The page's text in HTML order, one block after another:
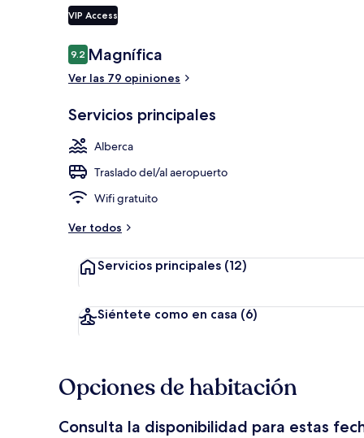
VIP Access
Opiniones
9.29.2 de 10,
Magnífica
Ver las 79 opiniones
Servicios principales
Alberca
Traslado del/al aeropuerto
Wifi gratuito
Ver todos
Servicios principales (12)
Siéntete como en casa (6)
Opciones de habitación
Consulta la disponibilidad para estas